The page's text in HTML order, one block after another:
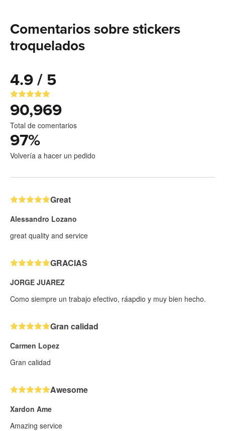
Comentarios sobre stickers
troquelados
4.9 / 5
90,969
Total de comentarios
97%
Volvería a hacer un pedido
Great
Alessandro Lozano
great quality and service
GRACIAS
JORGE JUAREZ
Como siempre un trabajo efectivo, ráapdio y muy bien hecho.
Gran calidad
Carmen Lopez
Gran calidad
Awesome
Xardon Ame
Amazing service